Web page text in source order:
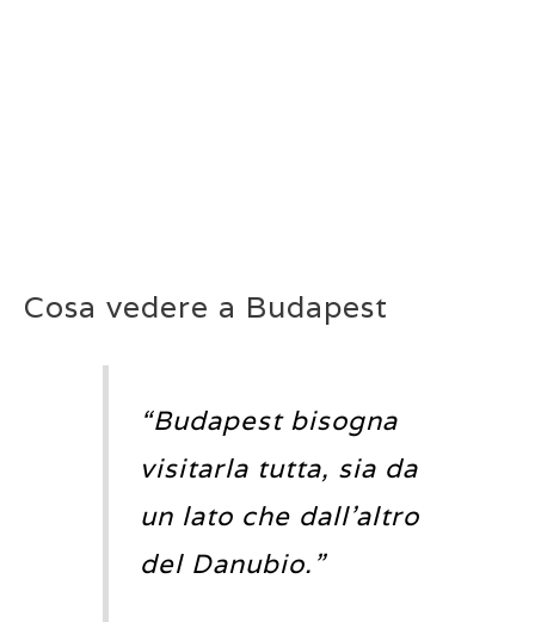
Cosa vedere a Budapest
“Budapest bisogna
visitarla tutta, sia da
un lato che dall’altro
del Danubio.”